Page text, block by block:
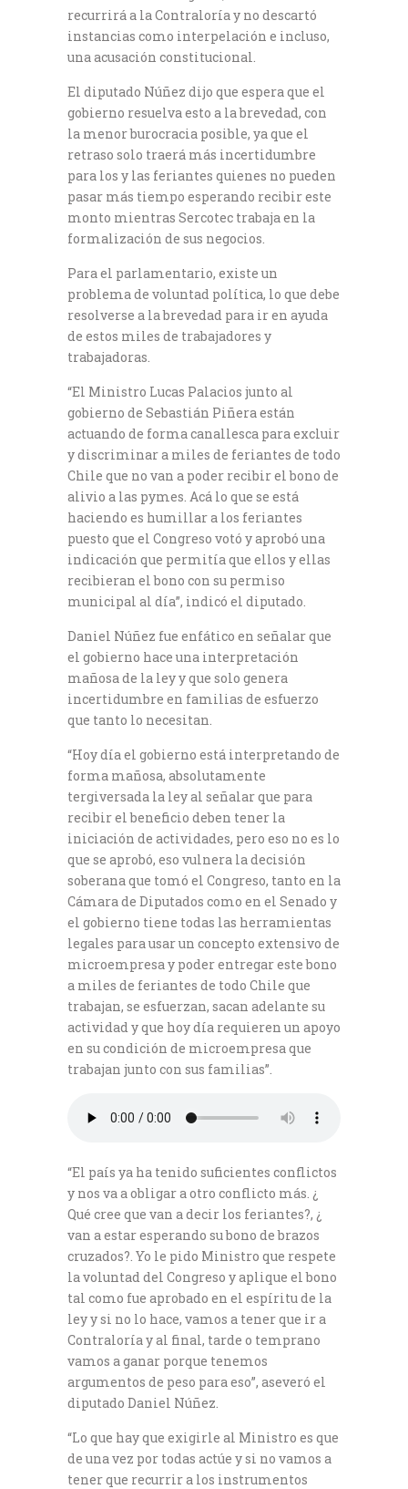
recurrirá a la Contraloría y no descartó
instancias como interpelación e incluso,
una acusación constitucional.
El diputado Núñez dijo que espera que el
gobierno resuelva esto a la brevedad, con
la menor burocracia posible, ya que el
retraso solo traerá más incertidumbre
para los y las feriantes quienes no pueden
pasar más tiempo esperando recibir este
monto mientras Sercotec trabaja en la
formalización de sus negocios.
Para el parlamentario, existe un
problema de voluntad política, lo que debe
resolverse a la brevedad para ir en ayuda
de estos miles de trabajadores y
trabajadoras.
“El Ministro Lucas Palacios junto al
gobierno de Sebastián Piñera están
actuando de forma canallesca para excluir
y discriminar a miles de feriantes de todo
Chile que no van a poder recibir el bono de
alivio a las pymes. Acá lo que se está
haciendo es humillar a los feriantes
puesto que el Congreso votó y aprobó una
indicación que permitía que ellos y ellas
recibieran el bono con su permiso
municipal al día”, indicó el diputado.
Daniel Núñez fue enfático en señalar que
el gobierno hace una interpretación
mañosa de la ley y que solo genera
incertidumbre en familias de esfuerzo
que tanto lo necesitan.
“Hoy día el gobierno está interpretando de
forma mañosa, absolutamente
tergiversada la ley al señalar que para
recibir el beneficio deben tener la
iniciación de actividades, pero eso no es lo
que se aprobó, eso vulnera la decisión
soberana que tomó el Congreso, tanto en la
Cámara de Diputados como en el Senado y
el gobierno tiene todas las herramientas
legales para usar un concepto extensivo de
microempresa y poder entregar este bono
a miles de feriantes de todo Chile que
trabajan, se esfuerzan, sacan adelante su
actividad y que hoy día requieren un apoyo
en su condición de microempresa que
trabajan junto con sus familias”.
“El país ya ha tenido suficientes conflictos
y nos va a obligar a otro conflicto más. ¿
Qué cree que van a decir los feriantes?, ¿
van a estar esperando su bono de brazos
cruzados?. Yo le pido Ministro que respete
la voluntad del Congreso y aplique el bono
tal como fue aprobado en el espíritu de la
ley y si no lo hace, vamos a tener que ir a
Contraloría y al final, tarde o temprano
vamos a ganar porque tenemos
argumentos de peso para eso”, aseveró el
diputado Daniel Núñez.
“Lo que hay que exigirle al Ministro es que
de una vez por todas actúe y si no vamos a
tener que recurrir a los instrumentos